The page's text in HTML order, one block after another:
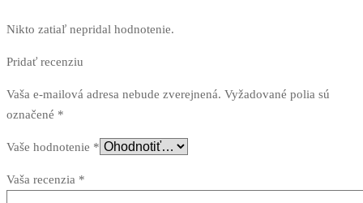
Nikto zatiaľ nepridal hodnotenie.
Pridať recenziu
Vaša e-mailová adresa nebude zverejnená. Vyžadované polia sú
označené *
Vaše hodnotenie *
Vaša recenzia *